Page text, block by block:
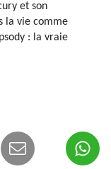
et son
la vie comme
: la vraie